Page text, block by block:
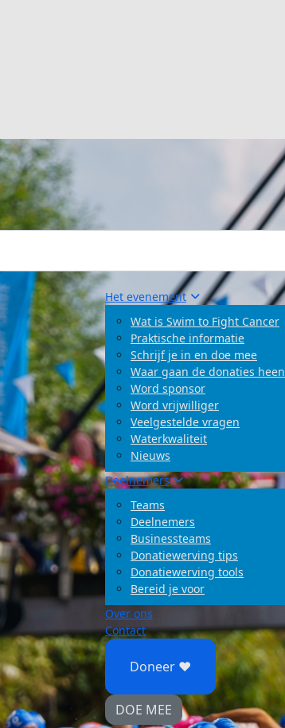
Het evenement
Wat is Swim to Fight Cancer
Praktische informatie
Schrijf je in en doe mee
Waar gaan de donaties heen
Word sponsor
Word vrijwilliger
Veelgestelde vragen
Waterkwaliteit
Nieuws
Deelnemers
Teams
Deelnemers
Businessteams
Donatiewerving tips
Donatiewerving tools
Bereid je voor
Over ons
Contact
Doneer ♥
DOE MEE